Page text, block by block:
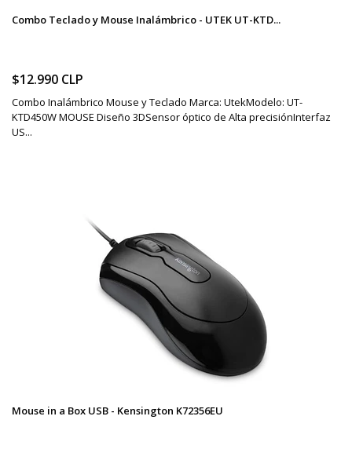
Combo Teclado y Mouse Inalámbrico - UTEK UT-KTD...
$12.990 CLP
Combo Inalámbrico Mouse y Teclado Marca: UtekModelo: UT-
KTD450W MOUSE Diseño 3DSensor óptico de Alta precisiónInterfaz
US...
Mouse in a Box USB - Kensington K72356EU